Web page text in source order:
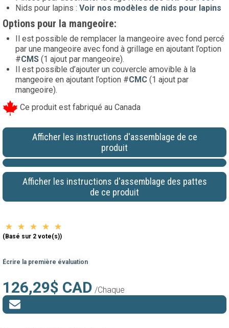
Nids pour lapins : Voir nos modèles de nids pour lapins
Options pour la mangeoire:
Il est possible de remplacer la mangeoire avec fond percé
par une mangeoire avec fond à grillage en ajoutant l’option
#CMS (1 ajout par mangeoire).
Il est possible d’ajouter un couvercle amovible à la
mangeoire en ajoutant l’option #CMC (1 ajout par
mangeoire).
Ce produit est fabriqué au Canada
Afficher les instructions d'assemblage de ce
produit
Afficher les instructions d'assemblage des pattes
de ce produit
(Basé sur 2 vote(s))
Écrire la première évaluation
126,29$ CAD /Chaque